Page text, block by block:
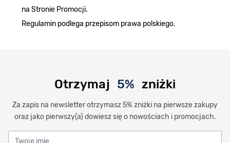
na Stronie Promocji.
Regulamin podlega przepisom prawa polskiego.
Otrzymaj 5% zniżki
Za zapis na newsletter otrzymasz 5% zniżki na pierwsze zakupy
oraz jako pierwszy(a) dowiesz się o nowościach i promocjach.
Twoje imię